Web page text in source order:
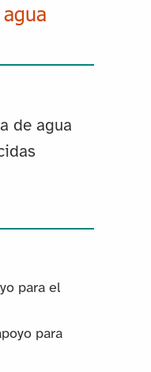
de agua
para el
para